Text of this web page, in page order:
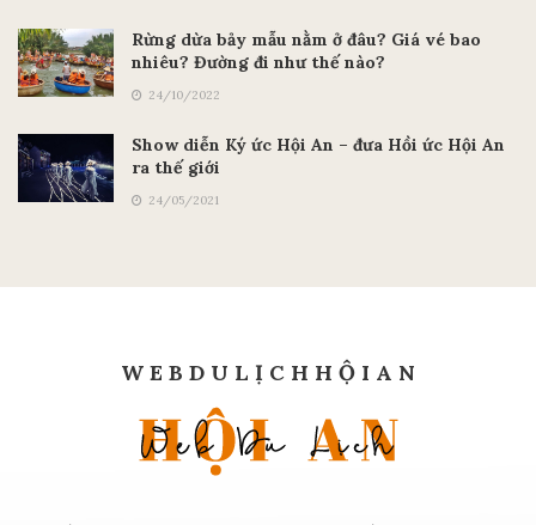
Rừng dừa bảy mẫu nằm ở đâu? Giá vé bao
nhiêu? Đường đi như thế nào?
24/10/2022
Show diễn Ký ức Hội An – đưa Hồi ức Hội An
ra thế giới
24/05/2021
W E B D U L Ị C H H Ộ I A N